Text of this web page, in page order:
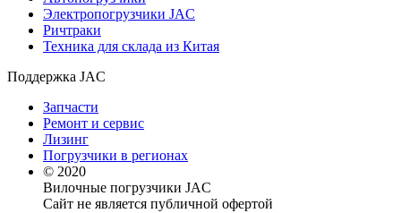
Электропогрузчики JAC
Ричтраки
Техника для склада из Китая
Поддержка JAC
Запчасти
Ремонт и сервис
Лизинг
Погрузчики в регионах
© 2020
Вилочные погрузчики JAC
Сайт не является публичной офертой